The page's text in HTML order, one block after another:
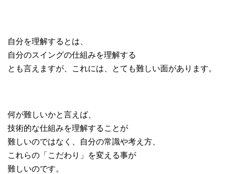
自分を理解するとは、
自分のスイングの仕組みを理解する
とも言えますが、これには、とても難しい面があります。
何が難しいかと言えば、
技術的な仕組みを理解することが
難しいのではなく、自分の常識や考え方、
これらの「こだわり」を変える事が
難しいのです。